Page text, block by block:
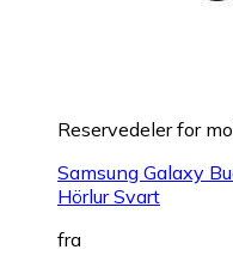
Reservedeler for
Samsung Galaxy
Hörlur Svart
fra